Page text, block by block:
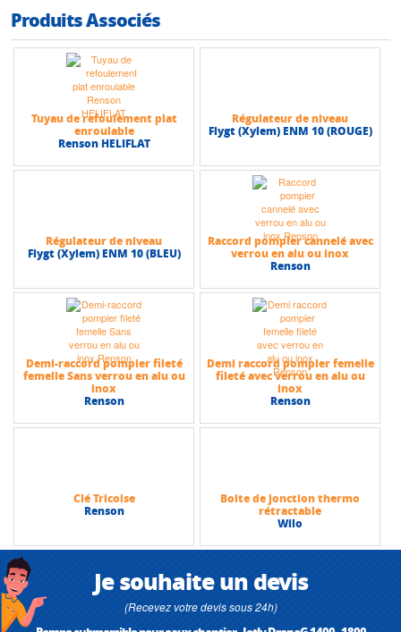
Produits Associés
Tuyau de refoulement plat
enroulable
Renson HELIFLAT
Régulateur de niveau
Flygt (Xylem) ENM 10 (ROUGE)
Régulateur de niveau
Flygt (Xylem) ENM 10 (BLEU)
Raccord pompier cannelé avec
verrou en alu ou inox
Renson
Demi-raccord pompier fileté
femelle Sans verrou en alu ou
inox
Renson
Demi raccord pompier femelle
fileté avec verrou en alu ou
inox
Renson
Clé Tricoise
Renson
Boite de jonction thermo
rétractable
Wilo
Je souhaite un devis
(Recevez votre devis sous 24h)